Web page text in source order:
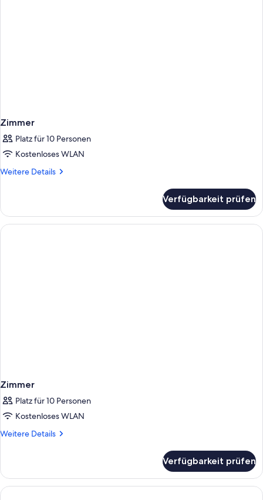
Zimmer
Platz für 10 Personen
Kostenloses WLAN
Weitere Details
Weitere
Verfügbarkeit prüfen
Zimmer
Platz für 10 Personen
Kostenloses WLAN
Weitere Details
Weitere
Verfügbarkeit prüfen